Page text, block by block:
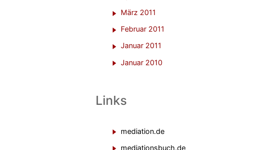
März 2011
Februar 2011
Januar 2011
Januar 2010
Links
mediation.de
mediationsbuch.de